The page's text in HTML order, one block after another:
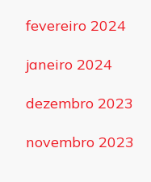
fevereiro 2024
janeiro 2024
dezembro 2023
novembro 2023